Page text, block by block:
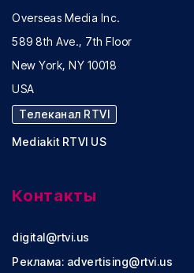
Overseas Media Inc.
589 8th Ave., 7th Floor
New York, NY 10018
USA
Телеканал RTVI
Mediakit RTVI US
Контакты
digital@rtvi.us
Реклама: advertising@rtvi.us